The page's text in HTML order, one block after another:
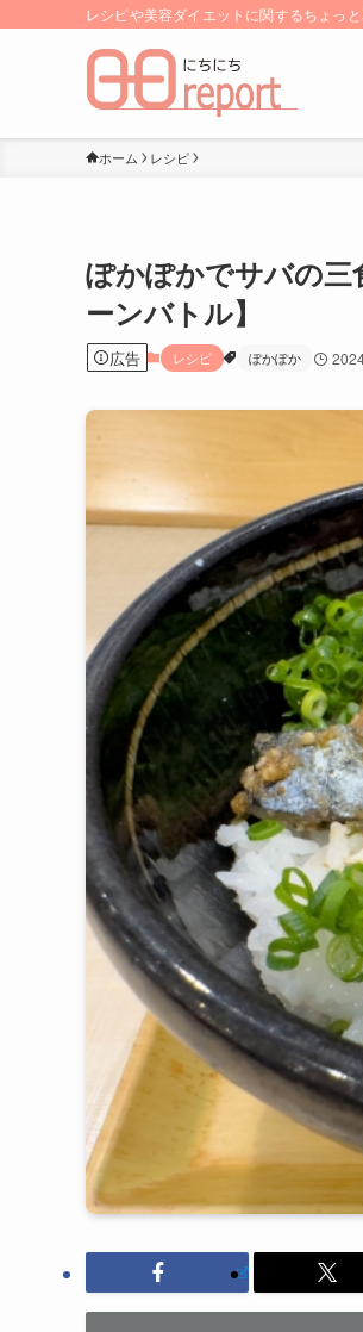
レシピや美容ダイエットに関するちょっ
ホーム レシピ
ぽかぽかでサバの三
ーンバトル】
広告 レシピ ぽかぽか